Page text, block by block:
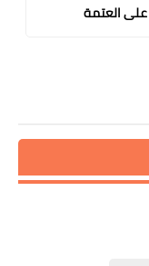
على العتمة